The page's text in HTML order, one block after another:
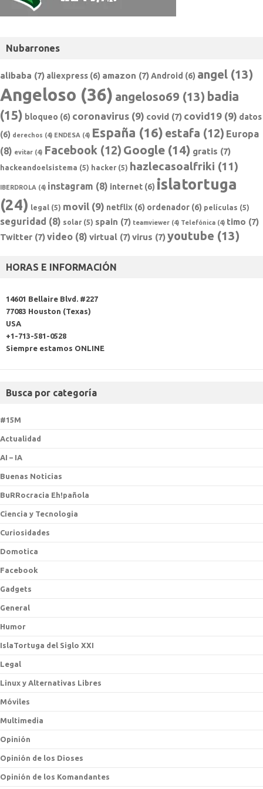
Nubarrones
alibaba (7) aliexpress (6) amazon (7)Android (6) angel (13)
Angeloso (36) angeloso69 (13) badia
(15) bloqueo (6) coronavirus (9) covid (7) covid19 (9) datos
(6) derechos (4) ENDESA (4) España (16) estafa (12) Europa
(8) evitar (4) Facebook (12) Google (14) gratis (7)
hackeandoelsistema (5) hacker (5) hazlecasoalfriki (11)
IBERDROLA (4) instagram (8) internet (6) islatortuga
(24) legal (5) movil (9) netflix (6) ordenador (6) películas (5)
seguridad (8) solar (5) spain (7) teamviewer (4) Telefónica (4) timo (7)
Twitter (7)video (8) virtual (7)virus (7)youtube (13)
HORAS E INFORMACIÓN
14601 Bellaire Blvd. #227
77083 Houston (Texas)
USA
+1-713-581-0528
Siempre estamos ONLINE
Busca por categoría
#15M
Actualidad
AI – IA
Buenas Noticias
BuRRocracia Eh!pañola
Ciencia y Tecnologia
Curiosidades
Domotica
Facebook
Gadgets
General
Humor
IslaTortuga del Siglo XXI
Legal
Linux y Alternativas Libres
Móviles
Multimedia
Opinión
Opinión de los Dioses
Opinión de los Komandantes